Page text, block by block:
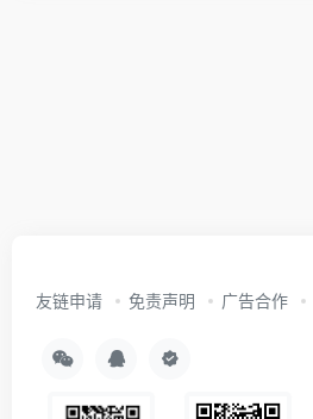
友链申请 免责声明 广告合作